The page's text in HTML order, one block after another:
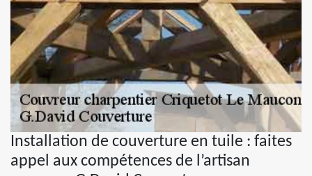
Installation de couverture en tuile : faites
appel aux compétences de l’artisan